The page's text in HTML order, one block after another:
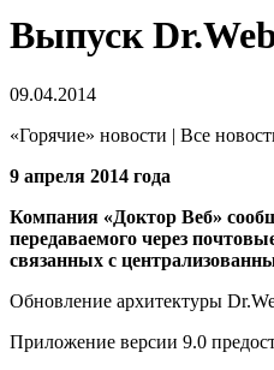
Выпуск
09.04.2014
«Горячие» новости | Все
9 апреля 2014 года
Компания «Доктор Веб»
передаваемого через
связанных с
Обновление архитектуры
Приложение версии 9.0